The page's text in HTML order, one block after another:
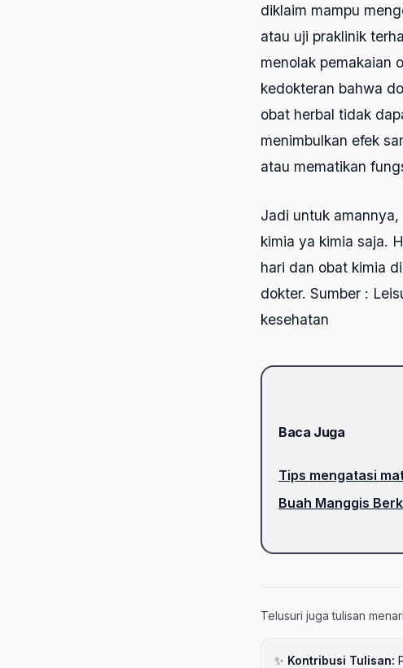
diklaim mampu
atau uji praklinik
menolak pemakaian
kedokteran bahwa
obat herbal tidak
menimbulkan efek
atau mematikan
Jadi untuk
kimia ya kimia saja.
hari dan obat kimia
dokter. Sumber :
kesehatan
Baca Juga
Tips mengatasi
Buah Manggis
Telusuri juga tulisan
✨ Kontribusi Tulisan: